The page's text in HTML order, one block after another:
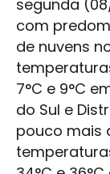
segunda
com
de nuvens
7°C e 9°C
do Sul e
pouco mais